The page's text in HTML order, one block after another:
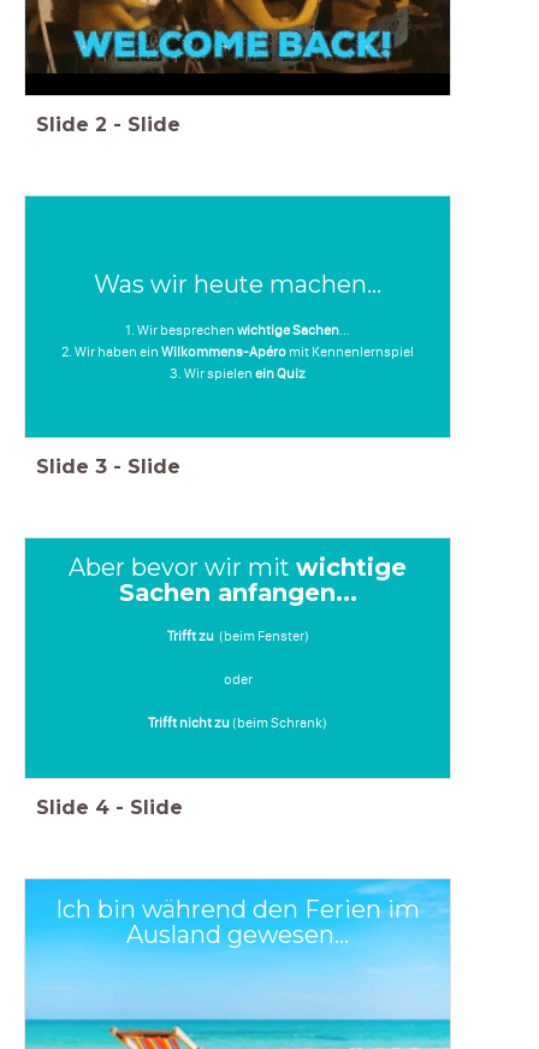
Slide 2 - Slide
Was wir heute machen...
1. Wir besprechen wichtige Sachen...
2. Wir haben ein Wilkommens-Apéro mit Kennenlernspiel
3. Wir spielen ein Quiz
Slide 3 - Slide
Aber bevor wir mit wichtige
Sachen anfangen...
Trifft zu (beim Fenster)
oder
Trifft nicht zu(beim Schrank)
Slide 4 - Slide
Ich bin während den Ferien im
Ausland gewesen...